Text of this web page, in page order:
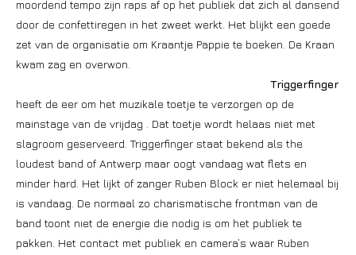
moordend tempo zijn raps af op het publiek dat zich al dansend
door de confettiregen in het zweet werkt. Het blijkt een goede
zet van de organisatie om Kraantje Pappie te boeken. De Kraan
kwam zag en overwon.
Triggerfinger
heeft de eer om het muzikale toetje te verzorgen op de
mainstage van de vrijdag . Dat toetje wordt helaas niet met
slagroom geserveerd. Triggerfinger staat bekend als the
loudest band of Antwerp maar oogt vandaag wat flets en
minder hard. Het lijkt of zanger Ruben Block er niet helemaal bij
is vandaag. De normaal zo charismatische frontman van de
band toont niet de energie die nodig is om het publiek te
pakken. Het contact met publiek en camera’s waar Ruben